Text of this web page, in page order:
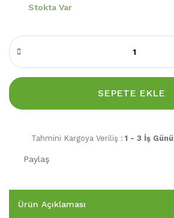
Stokta Var
SEPETE EKLE
Tahmini Kargoya Veriliş : 1 - 3 İş Günü
Paylaş
Ürün Açıklaması